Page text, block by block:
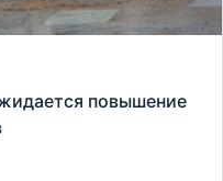
повышение